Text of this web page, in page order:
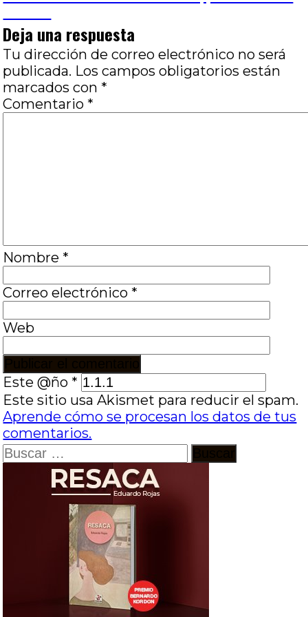
Deja una respuesta
Tu dirección de correo electrónico no será
publicada. Los campos obligatorios están
marcados con *
Comentario *
Nombre *
Correo electrónico *
Web
Este @ño *
Este sitio usa Akismet para reducir el spam.
Aprende cómo se procesan los datos de tus
comentarios.
Buscar: